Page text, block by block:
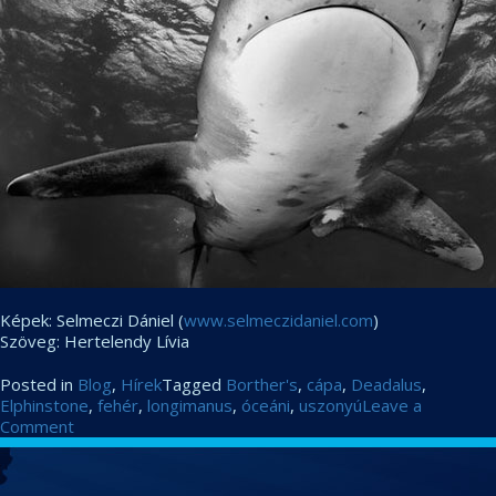
Képek: Selmeczi Dániel (www.selmeczidaniel.com)
Szöveg: Hertelendy Lívia
Posted in Blog, HírekTagged Borther's, cápa, Deadalus,
Elphinstone, fehér, longimanus, óceáni, uszonyúLeave a
Commenton
Az